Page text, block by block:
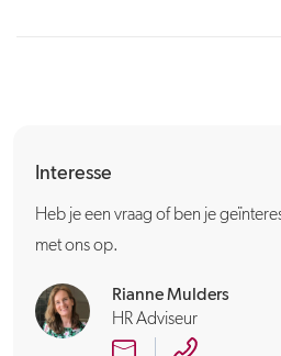
Interesse
Heb je een vraag of ben je
met ons op.
Rianne Mulders
HR Adviseur